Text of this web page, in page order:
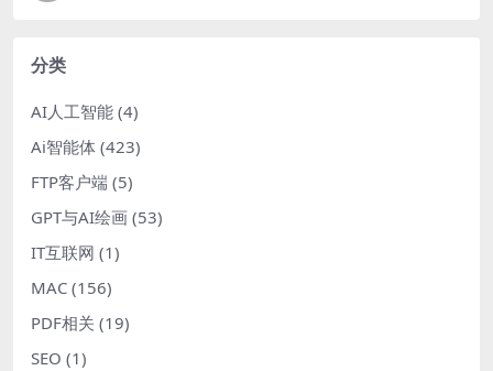
分类
AI人工智能 (4)
Ai智能体 (423)
FTP客户端 (5)
GPT与AI绘画 (53)
IT互联网 (1)
MAC (156)
PDF相关 (19)
SEO (1)